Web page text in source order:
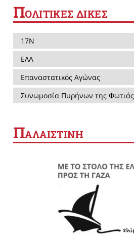
ΠΟΛΙΤΙΚΕΣ ΔΙΚΕΣ
17Ν
ΕΛΑ
Επαναστατικός Αγώνας
Συνωμοσία Πυρήνων της Φωτιάς
ΠΑΛΑΙΣΤΙΝΗ